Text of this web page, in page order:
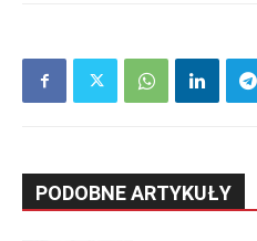
PODOBNE ARTYKUŁY